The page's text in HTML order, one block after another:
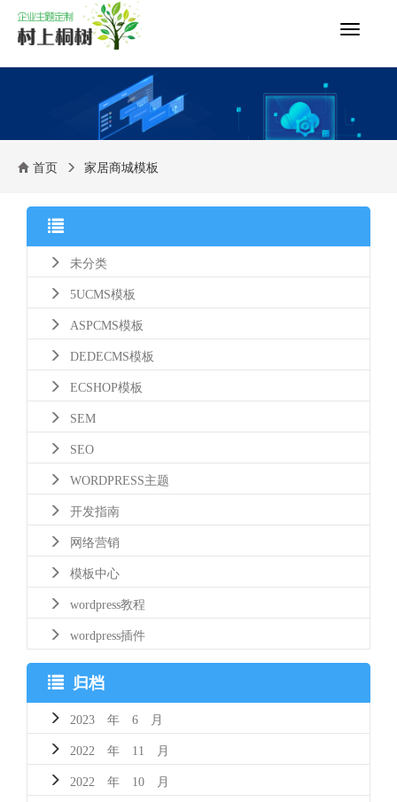
切
导
首页 家居商城模板
未分类
5UCMS模板
ASPCMS模板
DEDECMS模板
ECSHOP模板
SEM
SEO
WORDPRESS主题
开发指南
网络营销
模板中心
wordpress教程
wordpress插件
归档
2023 年 6 月
2022 年 11 月
2022 年 10 月